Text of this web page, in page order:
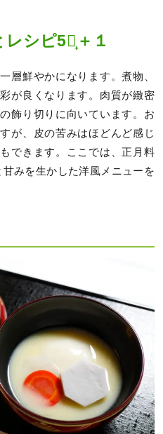
シピ5選̟＋１
層鮮やかになります。煮物、
が良くなります。肉質が緻密
飾り切りに向いています。お
が、皮の苦みはほどんど感じ
できます。ここでは、正月料
みを生かした洋風メニューを